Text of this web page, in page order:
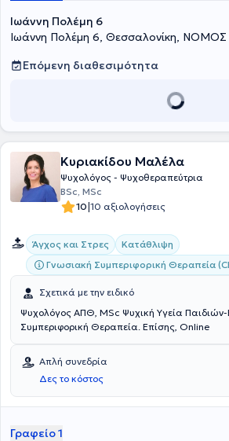
Ιωάννη Πολέμη 6
Ιωάννη Πολέμη 6, Θεσσαλονίκη,
Επόμενη διαθεσιμότητα
Κυριακίδου Μαλέλα
Ψυχολόγος - Ψυχοθεραπεύτρια
BSc, MSc
10|10 αξιολογήσεις
Άγχος και Στρες
Κατάθλιψη
Γνωσιακή Συμπεριφορική Θεραπεία
Σχετικά με την ειδικό
Ψυχολόγος ΑΠΘ, MSc Ψυχική Υγεία Παιδιών-Εφήβων KCL. Γνωστική
Συμπεριφορική Θεραπεία. Επίσης, Online
Απλή συνεδρία
Δες το κόστος
Γραφείο 1